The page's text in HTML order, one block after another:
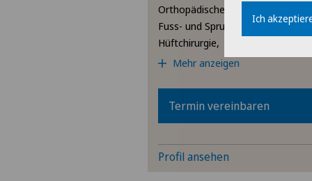
Orthopädische Chirurgie,
Fuss- und Sprunggelenkchirurgie,
Hüftchirurgie,
Mehr anzeigen
Termin vereinbaren
Profil ansehen
Ich